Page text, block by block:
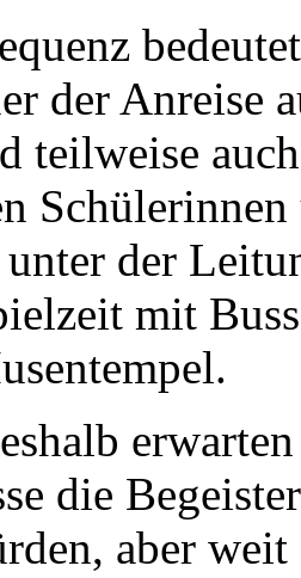
der Anreise
teilweise
der
mit
die
aber